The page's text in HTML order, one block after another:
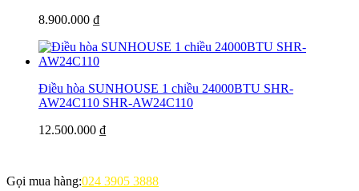
8.900.000 ₫
Điều hòa SUNHOUSE 1 chiều 24000BTU SHR-
AW24C110 SHR-AW24C110
12.500.000 ₫
Gọi mua hàng:024 3905 3888